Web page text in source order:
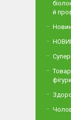
й
фігури